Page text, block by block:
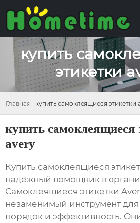
купить
этикетки
Главная - купить самоклеящиеся этикетки
купить самоклеящиеся
avery
Купить самоклеящиеся
надежный помощник в
Самоклеящиеся этикетки
незаменимый инструмент для
порядок и эффективность.